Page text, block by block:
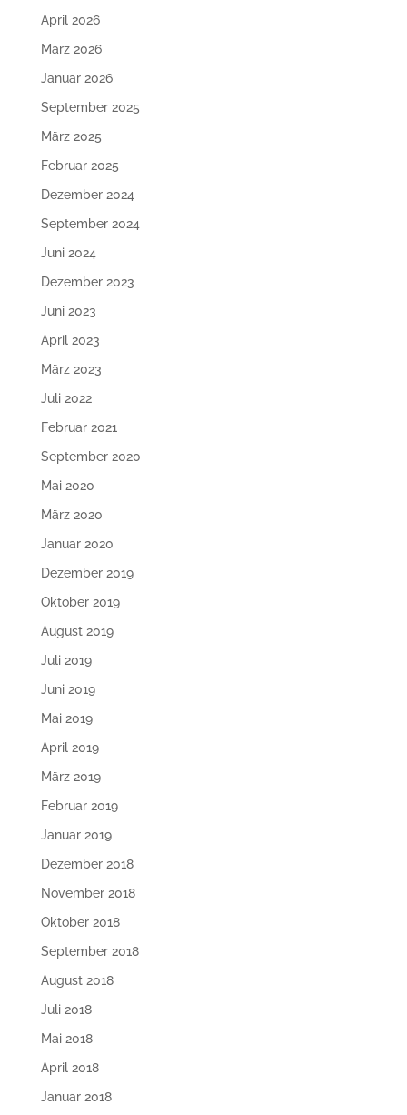
April 2026
März 2026
Januar 2026
September 2025
März 2025
Februar 2025
Dezember 2024
September 2024
Juni 2024
Dezember 2023
Juni 2023
April 2023
März 2023
Juli 2022
Februar 2021
September 2020
Mai 2020
März 2020
Januar 2020
Dezember 2019
Oktober 2019
August 2019
Juli 2019
Juni 2019
Mai 2019
April 2019
März 2019
Februar 2019
Januar 2019
Dezember 2018
November 2018
Oktober 2018
September 2018
August 2018
Juli 2018
Mai 2018
April 2018
Januar 2018